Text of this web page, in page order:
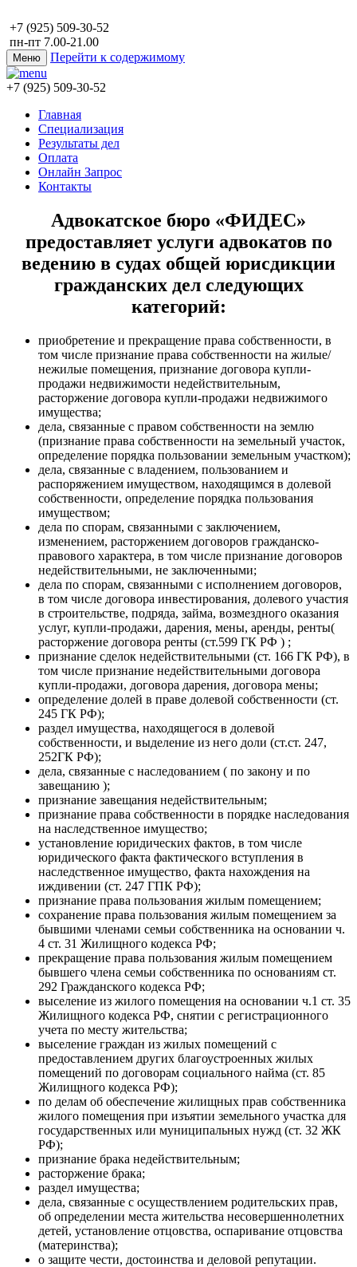
+7 (925) 509-30-52
пн-пт 7.00-21.00
Меню Перейти к содержимому
+7 (925) 509-30-52
Главная
Специализация
Результаты дел
Оплата
Онлайн Запрос
Контакты
Адвокатское бюро «ФИДЕС»
предоставляет услуги адвокатов по
ведению в судах общей юрисдикции
гражданских дел следующих
категорий:
приобретение и прекращение права собственности, в
том числе признание права собственности на жилые/
нежилые помещения, признание договора купли-
продажи недвижимости недействительным,
расторжение договора купли-продажи недвижимого
имущества;
дела, связанные с правом собственности на землю
(признание права собственности на земельный участок,
определение порядка пользовании земельным участком);
дела, связанные с владением, пользованием и
распоряжением имуществом, находящимся в долевой
собственности, определение порядка пользования
имуществом;
дела по спорам, связанными с заключением,
изменением, расторжением договоров гражданско-
правового характера, в том числе признание договоров
недействительными, не заключенными;
дела по спорам, связанными с исполнением договоров,
в том числе договора инвестирования, долевого участия
в строительстве, подряда, займа, возмездного оказания
услуг, купли-продажи, дарения, мены, аренды, ренты(
расторжение договора ренты (ст.599 ГК РФ ) ;
признание сделок недействительными (ст. 166 ГК РФ), в
том числе признание недействительными договора
купли-продажи, договора дарения, договора мены;
определение долей в праве долевой собственности (ст.
245 ГК РФ);
раздел имущества, находящегося в долевой
собственности, и выделение из него доли (ст.ст. 247,
252ГК РФ);
дела, связанные с наследованием ( по закону и по
завещанию );
признание завещания недействительным;
признание права собственности в порядке наследования
на наследственное имущество;
установление юридических фактов, в том числе
юридического факта фактического вступления в
наследственное имущество, факта нахождения на
иждивении (ст. 247 ГПК РФ);
признание права пользования жилым помещением;
сохранение права пользования жилым помещением за
бывшими членами семьи собственника на основании ч.
4 ст. 31 Жилищного кодекса РФ;
прекращение права пользования жилым помещением
бывшего члена семьи собственника по основаниям ст.
292 Гражданского кодекса РФ;
выселение из жилого помещения на основании ч.1 ст. 35
Жилищного кодекса РФ, снятии с регистрационного
учета по месту жительства;
выселение граждан из жилых помещений с
предоставлением других благоустроенных жилых
помещений по договорам социального найма (ст. 85
Жилищного кодекса РФ);
по делам об обеспечение жилищных прав собственника
жилого помещения при изъятии земельного участка для
государственных или муниципальных нужд (ст. 32 ЖК
РФ);
признание брака недействительным;
расторжение брака;
раздел имущества;
дела, связанные с осуществлением родительских прав,
об определении места жительства несовершеннолетних
детей, установление отцовства, оспаривание отцовства
(материнства);
о защите чести, достоинства и деловой репутации.